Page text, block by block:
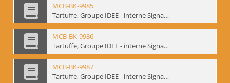
MCB-BK-9985
Tartuffe, Groupe IDEE - interne Signatur: BM-prt-192
MCB-BK-9986
Tartuffe, Groupe IDEE - interne Signatur: BM-prt-193
MCB-BK-9987
Tartuffe, Groupe IDEE - interne Signatur: BM-prt-194